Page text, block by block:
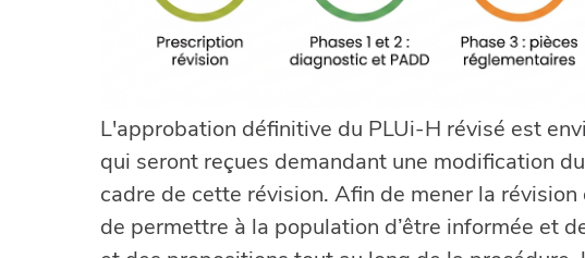
L'approbation définitive du PLUi-H révisé est
qui seront reçues demandant une modification
cadre de cette révision. Afin de mener la
de permettre à la population d’être informée et